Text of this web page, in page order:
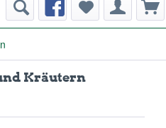
Kräutern